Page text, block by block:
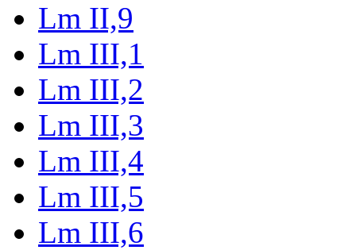
Lm II,9
Lm III,1
Lm III,2
Lm III,3
Lm III,4
Lm III,5
Lm III,6